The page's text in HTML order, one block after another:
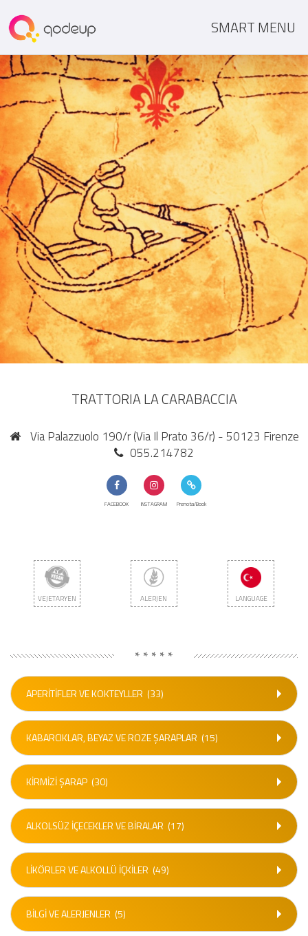
SMART MENU
TRATTORIA LA CARABACCIA
Via Palazzuolo 190/r (Via Il Prato 36/r) - 50123 Firenze
055.214782
FACEBOOK INSTAGRAM Prenota/Book
VEJETARYEN ALERJEN LANGUAGE
* * * * *
APERITIFLER VE KOKTEYLLER (33)
KABARCIKLAR, BEYAZ VE ROZE ŞARAPLAR (15)
KIRMIZI ŞARAP (30)
ALKOLSÜZ IÇECEKLER VE BIRALAR (17)
LIKÖRLER VE ALKOLLÜ İÇKILER (49)
BILGI VE ALERJENLER (5)